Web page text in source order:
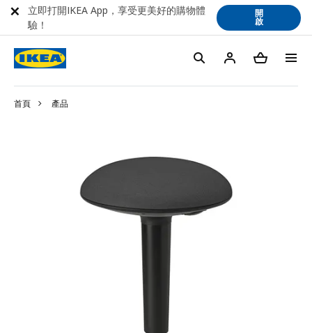
首頁 產品
立即打開IKEA App，享受更美好的購物體
驗！
開
啟